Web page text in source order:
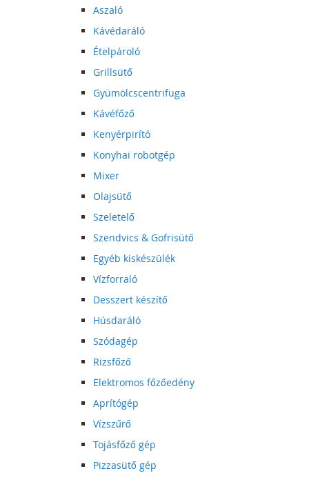
Aszaló
Kávédaráló
Ételpároló
Grillsütő
Gyümölcscentrifuga
Kávéfőző
Kenyérpirító
Konyhai robotgép
Mixer
Olajsütő
Szeletelő
Szendvics & Gofrisütő
Egyéb kiskészülék
Vízforraló
Desszert készítő
Húsdaráló
Szódagép
Rizsfőző
Elektromos főzőedény
Aprítógép
Vízszűrő
Tojásfőző gép
Pizzasütő gép